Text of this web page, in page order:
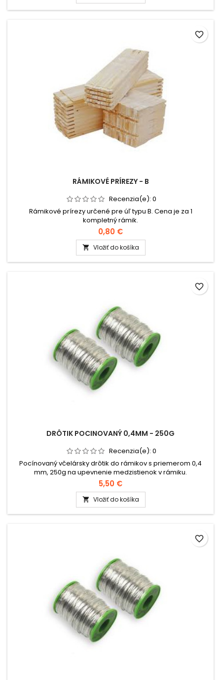
RÁMIKOVÉ PRÍREZY - B
Recenzia(e): 0
Rámikové prírezy určené pre úľ typu B. Cena je za 1
kompletný rámik.
0,80 €
 Vložiť do košíka
favorite_border
DRÔTIK POCINOVANÝ 0,4MM - 250G
Recenzia(e): 0
Pocínovaný včelársky drôtik do rámikov s priemerom 0,4
mm, 250g na upevnenie medzistienok v rámiku.
5,50 €
 Vložiť do košíka
favorite_border
favorite_border